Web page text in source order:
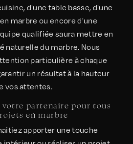
d'une table basse, d'une
marbre ou encore d'une
qualifiée saura mettre en
naturelle du marbre. Nous
particulière à chaque
un résultat à la hauteur
vos attentes.
votre partenaire pour tous
en marbre
apporter une touche